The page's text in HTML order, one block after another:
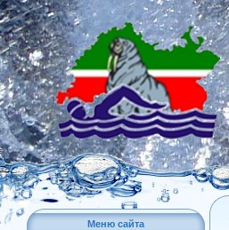
Меню сайта